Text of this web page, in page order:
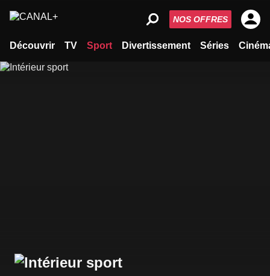
Découvrir TV Sport Divertissement Séries
NOS OFFRES